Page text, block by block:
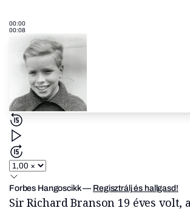
00:00
00:08
Forbes Hangoscikk— Regisztrálj és hallgasd!
Sir Richard Branson 19 éves volt,